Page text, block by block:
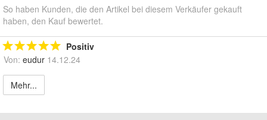
So haben Kunden, die den Artikel bei diesem Verkäufer gekauft
haben, den Kauf bewertet.
Positiv
Von: eudur 14.12.24
Mehr...